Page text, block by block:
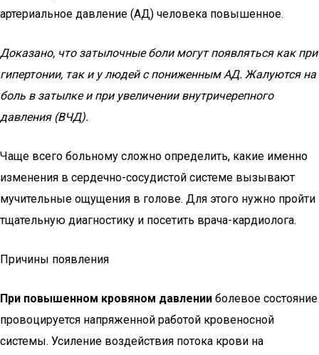
артериальное давление (АД) человека повышенное.
Доказано, что затылочные боли могут появляться как при
гипертонии, так и у людей с пониженным АД. Жалуются на
боль в затылке и при увеличении внутричерепного
давления (ВЧД).
Чаще всего больному сложно определить, какие именно
изменения в сердечно-сосудистой системе вызывают
мучительные ощущения в голове. Для этого нужно пройти
тщательную диагностику и посетить врача-кардиолога.
Причины появления
При повышенном кровяном давлении болевое состояние
провоцируется напряженной работой кровеносной
системы. Усиление воздействия потока крови на